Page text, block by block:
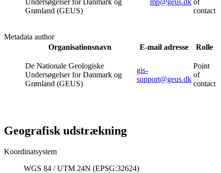
Undersøgelser for Danmark og
Grønland (GEUS)
mp@geus.dk of
contact
Metadata author
Organisationsnavn
E-mail adresse Rolle
De Nationale Geologiske
Undersøgelser for Danmark og
Grønland (GEUS)
gis-
support@geus.dk
Point
of
contact
Geografisk udstrækning
Koordinatsystem
WGS 84 / UTM 24N (EPSG:32624)